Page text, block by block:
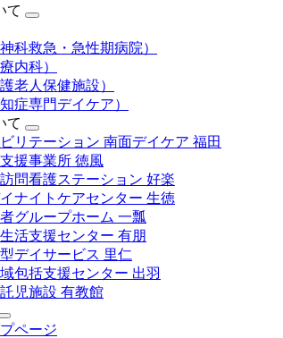
て
科救急・急性期病院）
内科）
老人保健施設）
症専門デイケア）
て
リテーション 南面デイケア 福田
援事業所 徳風
問看護ステーション 好楽
ナイトケアセンター 生徳
グループホーム 一瓢
活支援センター 有朋
デイサービス 里仁
包括支援センター 出羽
児施設 有教館
ページ